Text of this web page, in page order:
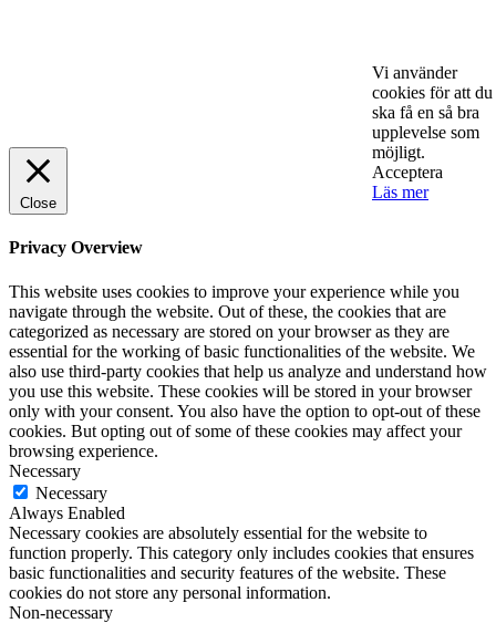
© 2025 StartUp Media. All Rights Reserved.
Vi använder
cookies för att du
ska få en så bra
upplevelse som
möjligt.
Acceptera
Läs mer
Close
Privacy Overview
This website uses cookies to improve your experience while you
navigate through the website. Out of these, the cookies that are
categorized as necessary are stored on your browser as they are
essential for the working of basic functionalities of the website. We
also use third-party cookies that help us analyze and understand how
you use this website. These cookies will be stored in your browser
only with your consent. You also have the option to opt-out of these
cookies. But opting out of some of these cookies may affect your
browsing experience.
Necessary
Necessary
Always Enabled
Necessary cookies are absolutely essential for the website to
function properly. This category only includes cookies that ensures
basic functionalities and security features of the website. These
cookies do not store any personal information.
Non-necessary